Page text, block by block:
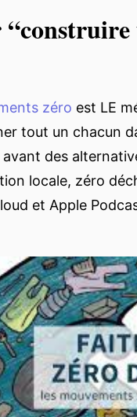
zéro est LE
tout un chacun
des
locale, zéro
et Apple